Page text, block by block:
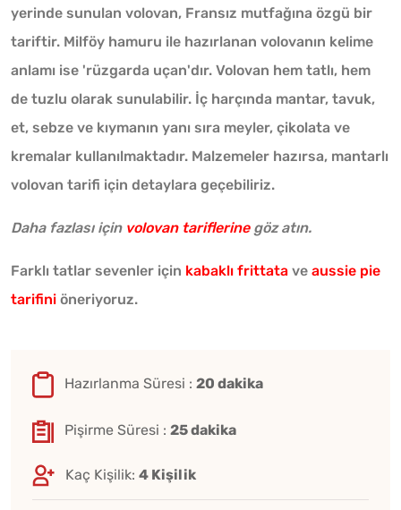
yerinde sunulan volovan, Fransız mutfağına özgü bir
tariftir. Milföy hamuru ile hazırlanan volovanın kelime
anlamı ise 'rüzgarda uçan'dır. Volovan hem tatlı, hem
de tuzlu olarak sunulabilir. İç harçında mantar, tavuk,
et, sebze ve kıymanın yanı sıra meyler, çikolata ve
kremalar kullanılmaktadır. Malzemeler hazırsa, mantarlı
volovan tarifi için detaylara geçebiliriz.
Daha fazlası için volovan tariflerinegöz atın.
Farklı tatlar sevenler için kabaklı frittata ve aussie pie
tarifini öneriyoruz.
Hazırlanma Süresi : 20 dakika
Pişirme Süresi : 25 dakika
Kaç Kişilik: 4 Kişilik